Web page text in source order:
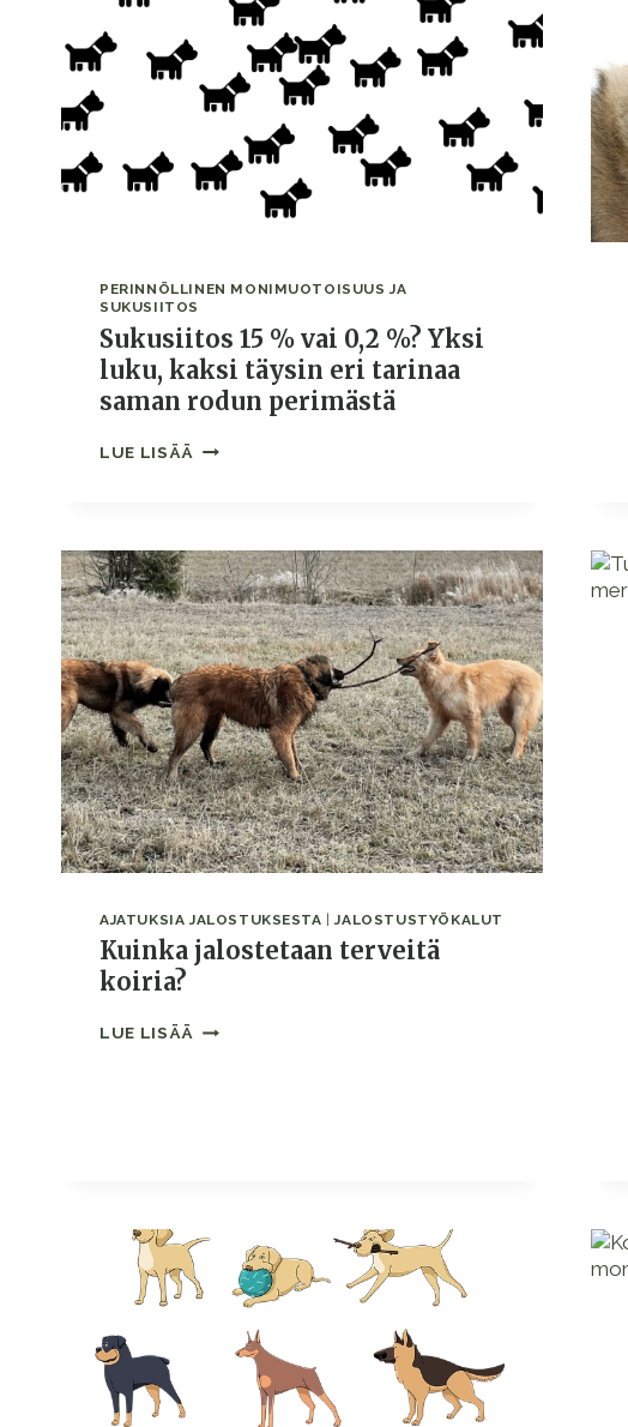
PERINNÖLLINEN MONIMUOTOISUUS JA
SUKUSIITOS
Sukusiitos 15 % vai 0,2 %? Yksi
luku, kaksi täysin eri tarinaa
saman rodun perimästä
LUE LISÄÄ SUKUSIITOS
%?
YKSI
LUKU,
KAKSI
TÄYSIN
ERI
TARINAA
SAMAN
RODUN
PERIMÄSTÄ
AJATUKSIA JALOSTUKSESTA |JALOSTUSTYÖKALUT
Kuinka jalostetaan terveitä
koiria?
LUE LISÄÄ KUINKA